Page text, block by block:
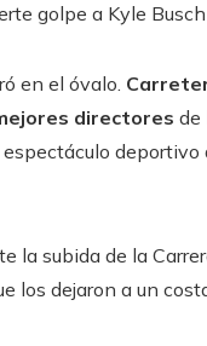
golpe a Kyle Busch
en el óvalo.
directores de
deportivo
la subida de la
los dejaron a un